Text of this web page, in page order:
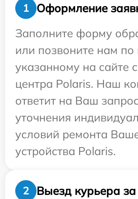
1
Оформление
Заполните форму
или позвоните нам по
указанному на сайте
центра Polaris. Наш
ответит на Ваш
уточнения
условий ремонта
устройства Polaris.
2 Выезд курьера